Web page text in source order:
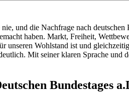
und die Nachfrage nach
haben. Markt, Freiheit,
Wohlstand ist und
Mit seiner klaren Sprache und
Bundestages